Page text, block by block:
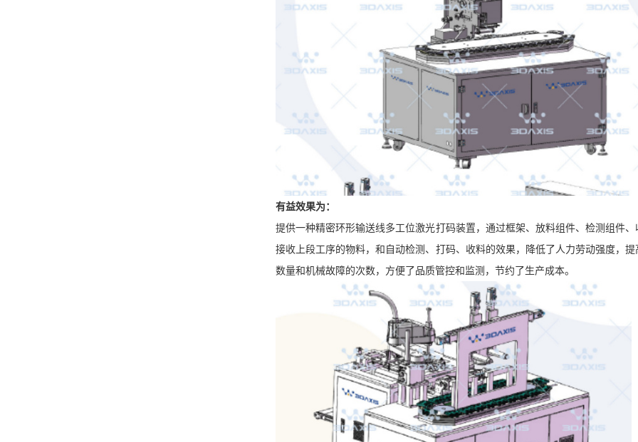
有益效果为：
提供一种精密环形输送线多工位激光打码装置，通过框架、放料组件、检测组件
接收上段工序的物料，和自动检测、打码、收料的效果，降低了人力劳动强度，
数量和机械故障的次数，方便了品质管控和监测，节约了生产成本。